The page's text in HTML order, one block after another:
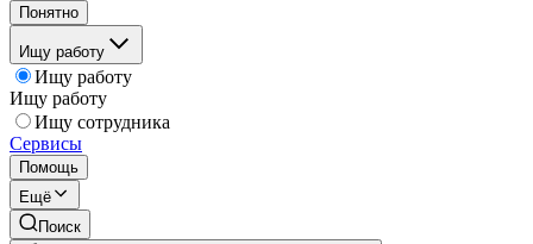
Понятно
Ищу работу
Ищу работу
Ищу работу
Ищу сотрудника
Сервисы
Помощь
Ещё
Поиск